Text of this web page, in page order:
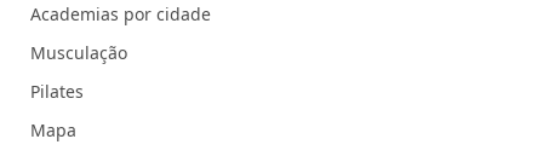
Academias por cidade
Musculação
Pilates
Mapa